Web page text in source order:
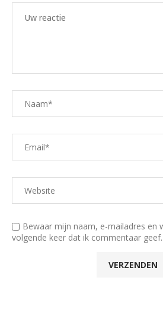
Bewaar mijn naam, e-mailadres en
volgende keer dat ik commentaar geef.